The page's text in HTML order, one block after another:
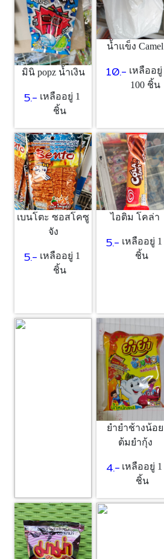
มินิ popz น้ำเงิน
5.- เหลืออยู่ 1
ชิ้น
น้ำแข็ง Camel
10.- เหลืออยู่
100 ชิ้น
เบนโตะ ซอสโคซู
จัง
5.- เหลืออยู่ 1
ชิ้น
ไอติม โคล่า
5.- เหลืออยู่ 1
ชิ้น
ซอส
25.- เหลืออยู่
1 ชิ้น
ยำยำช้างน้อย
ต้มยำกุ้ง
4.- เหลืออยู่ 1
ชิ้น